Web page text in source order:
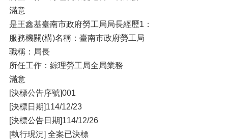
滿意
是王鑫基臺南市政府勞工局局長經歷1：
服務機關(構)名稱：臺南市政府勞工局
職稱：局長
所任工作：綜理勞工局全局業務
滿意
[決標公告序號]001
[決標日期]114/12/23
[決標公告日期]114/12/26
[執行現況] 全案已決標